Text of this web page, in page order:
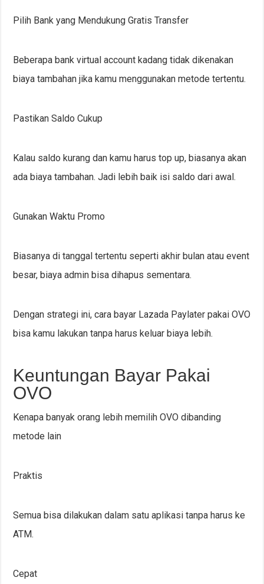
Pilih Bank yang Mendukung Gratis Transfer
Beberapa bank virtual account kadang tidak dikenakan
biaya tambahan jika kamu menggunakan metode tertentu.
Pastikan Saldo Cukup
Kalau saldo kurang dan kamu harus top up, biasanya akan
ada biaya tambahan. Jadi lebih baik isi saldo dari awal.
Gunakan Waktu Promo
Biasanya di tanggal tertentu seperti akhir bulan atau event
besar, biaya admin bisa dihapus sementara.
Dengan strategi ini, cara bayar Lazada Paylater pakai OVO
bisa kamu lakukan tanpa harus keluar biaya lebih.
Keuntungan Bayar Pakai
OVO
Kenapa banyak orang lebih memilih OVO dibanding
metode lain
Praktis
Semua bisa dilakukan dalam satu aplikasi tanpa harus ke
ATM.
Cepat